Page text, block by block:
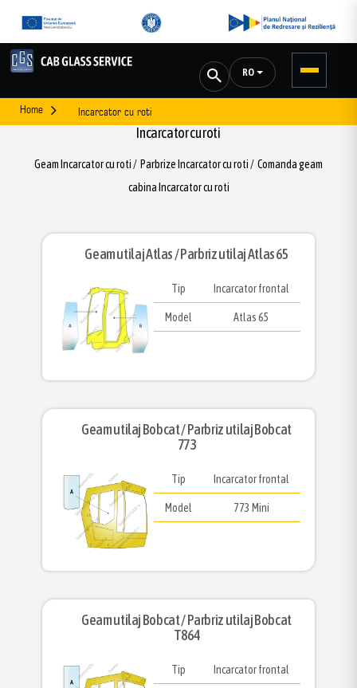
RO
Home Incarcator cu roti
Incarcator cu roti
Geam Incarcator cu roti / Parbrize Incarcator cu roti / Comanda geam
cabina Incarcator cu roti
Geam utilaj Atlas / Parbriz utilaj Atlas 65
Tip Incarcator frontal
Model Atlas 65
Geam utilaj Bobcat / Parbriz utilaj Bobcat
773
Tip Incarcator frontal
Model 773 Mini
Geam utilaj Bobcat / Parbriz utilaj Bobcat
T864
Tip Incarcator frontal